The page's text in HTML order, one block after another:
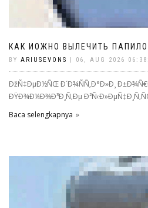
КАК ИОЖНО ВЫЛЕЧИТЬ
BY ARIUSEVONS | 06, AUG 2026
ÐžÑ‡ÐµÐ½ÑŒ Ð´Ð¾ÑÑ‚Ð°Ð»Ð¸
ÐŸÐ¾Ð¼Ð¾Ð³Ð¸Ñ‚Ðµ
Baca selengkapnya